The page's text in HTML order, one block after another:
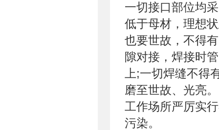
一切接口部位均
低于母材，理想
也要世故，不得
隙对接，焊接时
上;一切焊缝不得
磨至世故、光亮
工作场所严厉实
污染。